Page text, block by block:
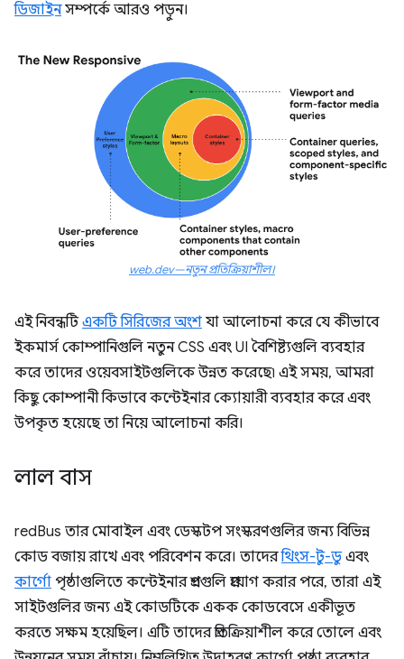
ডিজাইনসম্পর্কে আরও পড়ুন।
web.dev—নতুন প্রতিক্রিয়াশীল।
এই নিবন্ধটিএকটি সিরিজের অংশ যা আলোচনা করে যে কীভাবে
ইকমার্স কোম্পানিগুলি নতুন CSS এবং UI বৈশিষ্ট্যগুলি ব্যবহার
করে তাদের ওয়েবসাইটগুলিকে উন্নত করেছে৷ এই সময়, আমরা
কিছু কোম্পানী কিভাবে কন্টেইনার ক্যোয়ারী ব্যবহার করে এবং
উপকৃত হয়েছে তা নিয়ে আলোচনা করি।
লাল বাস
redBus তার মোবাইল এবং ডেস্কটপ সংস্করণগুলির জন্য বিভিন্ন
কোড বজায় রাখে এবং পরিবেশন করে। তাদেরথিংস-টু-ডুএবং
কার্গো পৃষ্ঠাগুলিতে কন্টেইনার প্রশ্নগুলি প্রয়োগ করার পরে, তারা এই
সাইটগুলির জন্য এই কোডটিকে একক কোডবেসে একীভূত
করতে সক্ষম হয়েছিল। এটি তাদের প্রতিক্রিয়াশীল করে তোলে এবং